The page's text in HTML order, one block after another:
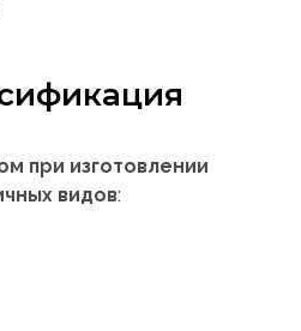
при изготовлении
видов: